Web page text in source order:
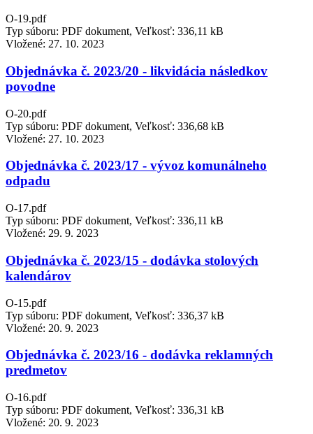
O-19.pdf
Typ súboru: PDF dokument, Veľkosť: 336,11 kB
Vložené: 27. 10. 2023
Objednávka č. 2023/20 - likvidácia následkov
povodne
O-20.pdf
Typ súboru: PDF dokument, Veľkosť: 336,68 kB
Vložené: 27. 10. 2023
Objednávka č. 2023/17 - vývoz komunálneho
odpadu
O-17.pdf
Typ súboru: PDF dokument, Veľkosť: 336,11 kB
Vložené: 29. 9. 2023
Objednávka č. 2023/15 - dodávka stolových
kalendárov
O-15.pdf
Typ súboru: PDF dokument, Veľkosť: 336,37 kB
Vložené: 20. 9. 2023
Objednávka č. 2023/16 - dodávka reklamných
predmetov
O-16.pdf
Typ súboru: PDF dokument, Veľkosť: 336,31 kB
Vložené: 20. 9. 2023